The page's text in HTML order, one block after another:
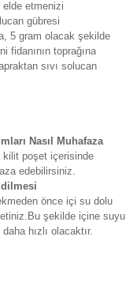
elde etmenizi
gübresi
5 gram olacak şekilde
fidanının toprağına
sıvı solucan
Nasıl Muhafaza
kilit poşet içerisinde
edebilirsiniz.
önce içi su dolu
şekilde içine suyu
hızlı olacaktır.